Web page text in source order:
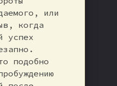
или
когда
успех
подобно